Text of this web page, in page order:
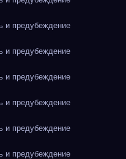
и предубеждение
и предубеждение
и предубеждение
и предубеждение
и предубеждение
и предубеждение